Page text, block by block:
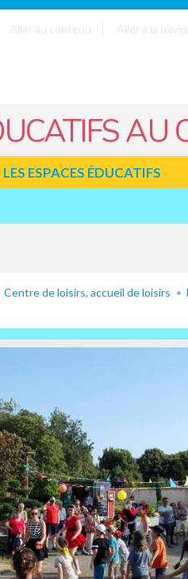
Aller au contenu
Aller à la
LES ESPACES ÉDUCATIFS
Centre de loisirs, accueil de loisirs